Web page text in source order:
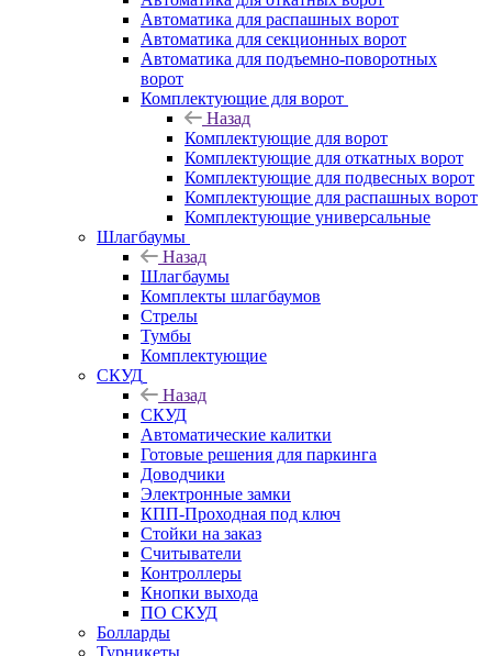
Автоматика для распашных ворот
Автоматика для секционных ворот
Автоматика для подъемно-поворотных
ворот
Комплектующие для ворот
Назад
Комплектующие для ворот
Комплектующие для откатных ворот
Комплектующие для подвесных ворот
Комплектующие для распашных ворот
Комплектующие универсальные
Шлагбаумы
Назад
Шлагбаумы
Комплекты шлагбаумов
Стрелы
Тумбы
Комплектующие
СКУД
Назад
СКУД
Автоматические калитки
Готовые решения для паркинга
Доводчики
Электронные замки
КПП-Проходная под ключ
Стойки на заказ
Считыватели
Контроллеры
Кнопки выхода
ПО СКУД
Болларды
Турникеты